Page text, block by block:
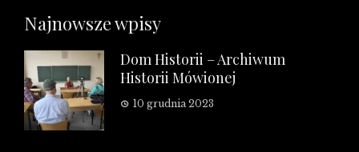
Najnowsze wpisy
Dom Historii – Archiwum
Historii Mówionej
10 grudnia 2023